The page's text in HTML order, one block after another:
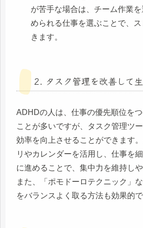
が苦手な場合は、チーム作業
められる仕事を選ぶことで、
きます。
2. タスク管理を改善して
ADHDの人は、仕事の優先順位を
ことが多いですが、タスク管理ツ
効率を向上させることができます
リやカレンダーを活用し、仕事を
に進めることで、集中力を維持しや
また、「ポモドーロテクニック」
をバランスよく取る方法も効果的で